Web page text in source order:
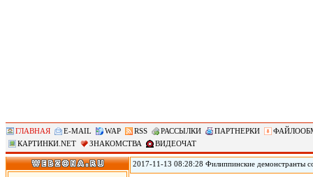
ГЛАВНАЯ E-MAIL WAP RSS РАССЫЛКИ ПАРТНЕРКИ
КАРТИНКИ.NET
ЗНАКОМСТВА ВИДЕОЧАТ
2017-11-13 08:28:28 Филиппинские демонстранты
против «американского империализма» сожгли